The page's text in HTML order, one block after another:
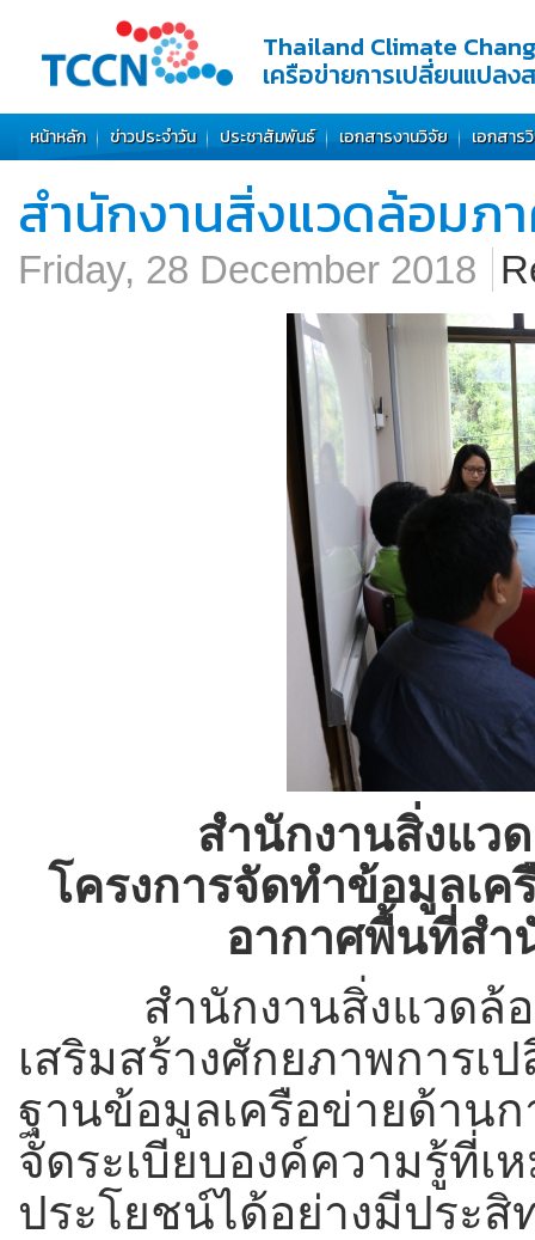
Thailand Climate
เครือข่ายการเปลี่ยนแปลง
หน้าหลัก ข่าวประจำวัน ประชาสัมพันธ์ เอกสารงานวิจัย เอกสาร
สำนักงานสิ่งแวดล้อมภ
Friday, 28 December 2018
สำนักงานสิ่งแว
โครงการจัดทำข้อมูลเ
อากาศพื้นที่สำ
สำนักงานสิ่งแวดล้อม
เสริมสร้างศักยภาพการ
ฐานข้อมูลเครือข่ายด้าน
จัดระเบียบองค์ความรู้ที่
ประโยชน์ได้อย่างมีประ